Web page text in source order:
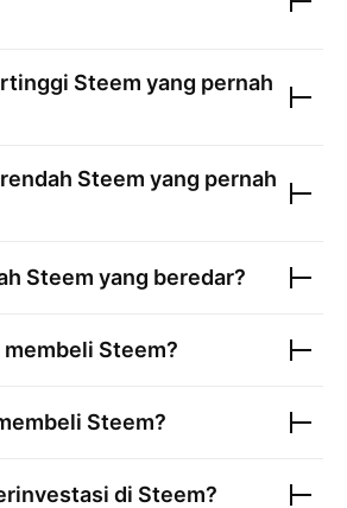
Steem yang pernah
Steem yang pernah
Steem yang beredar?
membeli Steem?
Steem?
di Steem?